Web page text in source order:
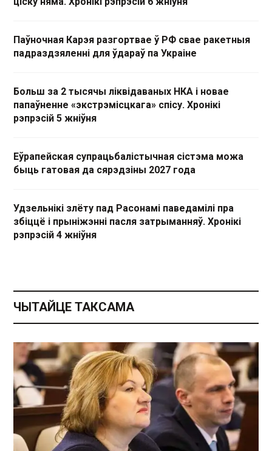
Паўночная Карэя разгортвае ў РФ свае ракетныя
падраздзяленні для ўдараў па Украіне
Больш за 2 тысячы ліквідаваных НКА і новае
папаўненне «экстрэмісцкага» спісу. Хронікі
рэпрэсій 5 жніўня
Еўрапейская супрацьбалістычная сістэма можа
быць гатовая да сярэдзіны 2027 года
Удзельнікі злёту пад Расонамі паведамілі пра
збіццё і прыніжэнні пасля затрыманняў. Хронікі
рэпрэсій 4 жніўня
ЧЫТАЙЦЕ ТАКСАМА